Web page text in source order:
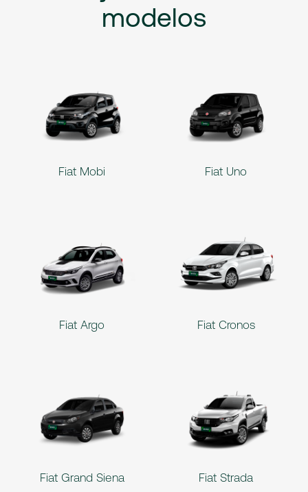
modelos
Fiat Mobi Fiat Uno
Fiat Argo Fiat Cronos
Fiat Grand Siena Fiat Strada